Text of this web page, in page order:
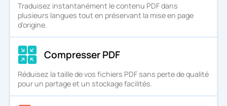
Traduisez instantanément le contenu PDF dans
plusieurs langues tout en préservant la mise en page
d'origine.
Compresser PDF
Réduisez la taille de vos fichiers PDF sans perte de qualité
pour un partage et un stockage facilités.